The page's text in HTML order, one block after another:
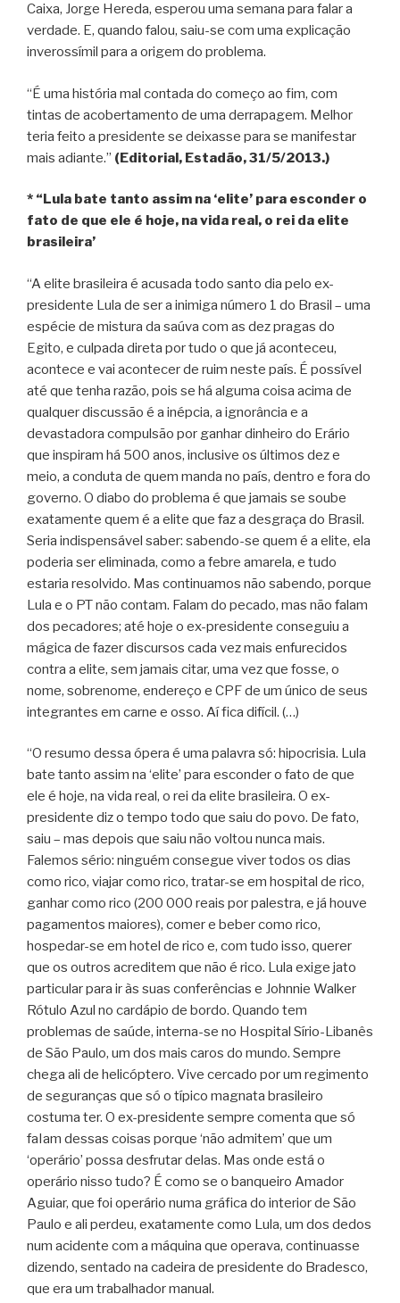
Caixa, Jorge Hereda, esperou uma semana para falar a
verdade. E, quando falou, saiu-se com uma explicação
inverossímil para a origem do problema.
“É uma história mal contada do começo ao fim, com
tintas de acobertamento de uma derrapagem. Melhor
teria feito a presidente se deixasse para se manifestar
mais adiante.” (Editorial, Estadão, 31/5/2013.)
* “Lula bate tanto assim na ‘elite’ para esconder o
fato de que ele é hoje, na vida real, o rei da elite
brasileira’
“A elite brasileira é acusada todo santo dia pelo ex-
presidente Lula de ser a inimiga número 1 do Brasil – uma
espécie de mistura da saúva com as dez pragas do
Egito, e culpada direta por tudo o que já aconteceu,
acontece e vai acontecer de ruim neste país. É possível
até que tenha razão, pois se há alguma coisa acima de
qualquer discussão é a inépcia, a ignorância e a
devastadora compulsão por ganhar dinheiro do Erário
que inspiram há 500 anos, inclusive os últimos dez e
meio, a conduta de quem manda no país, dentro e fora do
governo. O diabo do problema é que jamais se soube
exatamente quem é a elite que faz a desgraça do Brasil.
Seria indispensável saber: sabendo-se quem é a elite, ela
poderia ser eliminada, como a febre amarela, e tudo
estaria resolvido. Mas continuamos não sabendo, porque
Lula e o PT não contam. Falam do pecado, mas não falam
dos pecadores; até hoje o ex-presidente conseguiu a
mágica de fazer discursos cada vez mais enfurecidos
contra a elite, sem jamais citar, uma vez que fosse, o
nome, sobrenome, endereço e CPF de um único de seus
integrantes em carne e osso. Aí fica difícil. (…)
“O resumo dessa ópera é uma palavra só: hipocrisia. Lula
bate tanto assim na ‘elite’ para esconder o fato de que
ele é hoje, na vida real, o rei da elite brasileira. O ex-
presidente diz o tempo todo que saiu do povo. De fato,
saiu – mas depois que saiu não voltou nunca mais.
Falemos sério: ninguém consegue viver todos os dias
como rico, viajar como rico, tratar-se em hospital de rico,
ganhar como rico (200 000 reais por palestra, e já houve
pagamentos maiores), comer e beber como rico,
hospedar-se em hotel de rico e, com tudo isso, querer
que os outros acreditem que não é rico. Lula exige jato
particular para ir às suas conferências e Johnnie Walker
Rótulo Azul no cardápio de bordo. Quando tem
problemas de saúde, interna-se no Hospital Sírio-Libanês
de São Paulo, um dos mais caros do mundo. Sempre
chega ali de helicóptero. Vive cercado por um regimento
de seguranças que só o típico magnata brasileiro
costuma ter. O ex-presidente sempre comenta que só
faIam dessas coisas porque ‘não admitem’ que um
‘operário’ possa desfrutar delas. Mas onde está o
operário nisso tudo? É como se o banqueiro Amador
Aguiar, que foi operário numa gráfica do interior de São
Paulo e ali perdeu, exatamente como Lula, um dos dedos
num acidente com a máquina que operava, continuasse
dizendo, sentado na cadeira de presidente do Bradesco,
que era um trabalhador manual.